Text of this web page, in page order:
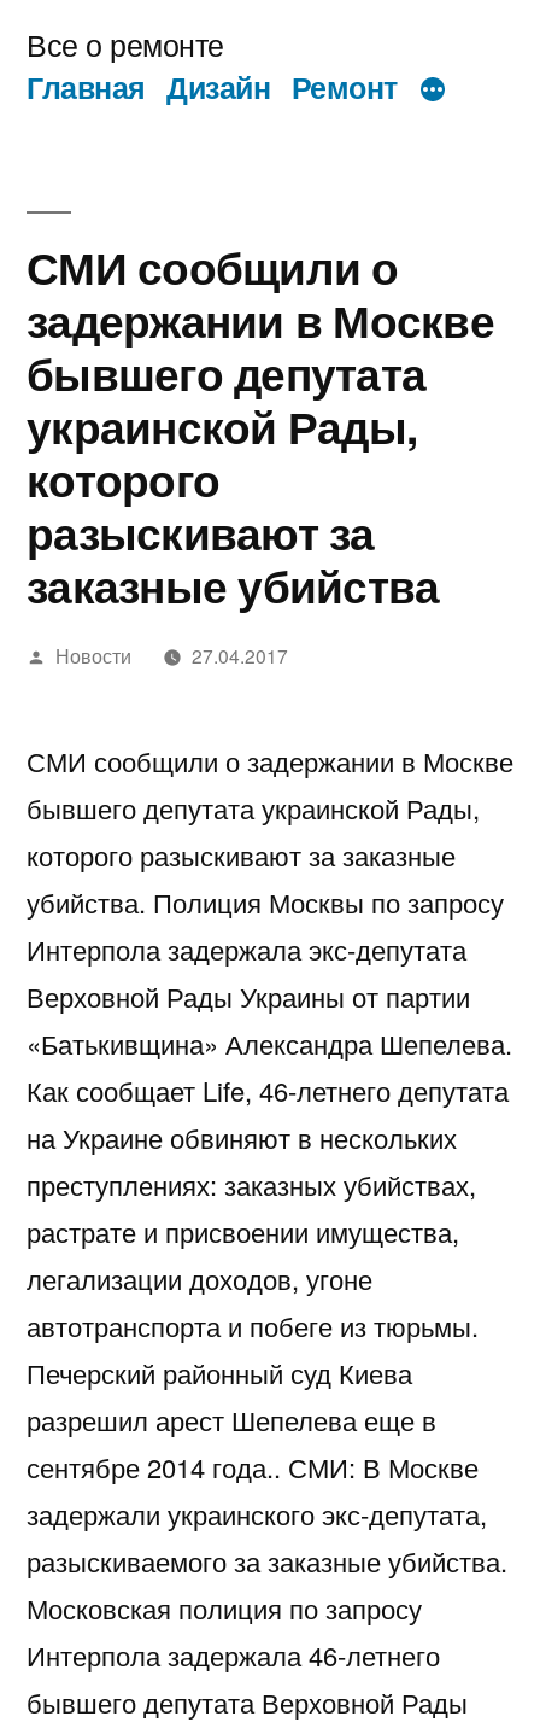
содержимому
Все о ремонте
Главная Дизайн Ремонт
СМИ сообщили о
задержании в Москве
бывшего депутата
украинской Рады,
которого
разыскивают за
заказные убийства
Написано
Новости 27.04.2017
СМИ сообщили о задержании в Москве
бывшего депутата украинской Рады,
которого разыскивают за заказные
убийства. Полиция Москвы по запросу
Интерпола задержала экс-депутата
Верховной Рады Украины от партии
«Батькивщина» Александра Шепелева.
Как сообщает Life, 46-летнего депутата
на Украине обвиняют в нескольких
преступлениях: заказных убийствах,
растрате и присвоении имущества,
легализации доходов, угоне
автотранспорта и побеге из тюрьмы.
Печерский районный суд Киева
разрешил арест Шепелева еще в
сентябре 2014 года.. СМИ: В Москве
задержали украинского экс-депутата,
разыскиваемого за заказные убийства.
Московская полиция по запросу
Интерпола задержала 46-летнего
бывшего депутата Верховной Рады